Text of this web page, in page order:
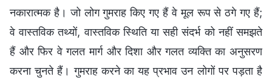
नकारात्मक है। जो लोग गुमराह किए गए हैं वे मूल रूप से ठगे गए हैं;
वे वास्तविक तथ्यों, वास्तविक स्थिति या सही संदर्भ को नहीं समझते
हैं और फिर वे गलत मार्ग और दिशा और गलत व्यक्ति का अनुसरण
करना चुनते हैं। गुमराह करने का यह प्रभाव उन लोगों पर पड़ता है